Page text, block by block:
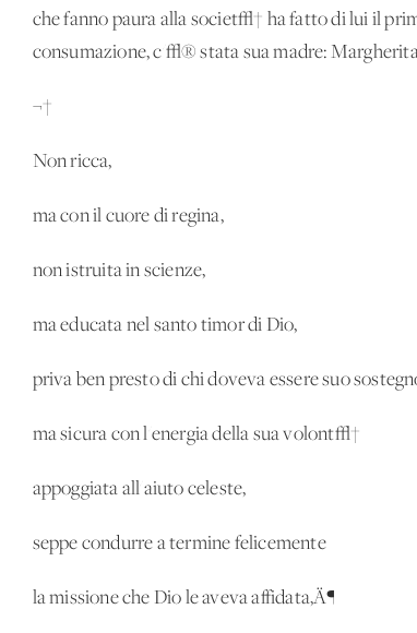
che fanno paura alla societ√† ha fatto di lui il
consumazione, c'√® stata sua madre:
¬†
Non ricca,
ma con il cuore di regina,
non istruita in scienze,
ma educata nel santo timor di Dio,
priva ben presto di chi doveva essere suo
ma sicura con l'energia della sua volont√†
appoggiata all'aiuto celeste,
seppe condurre a termine felicemente
la missione che Dio le aveva affidata‚Ä¶